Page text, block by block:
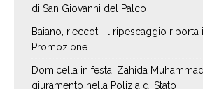
di San Giovanni del Palco
Baiano, rieccoti! Il ripescaggio riporta
Promozione
Domicella in festa: Zahida
giuramento nella Polizia di Stato